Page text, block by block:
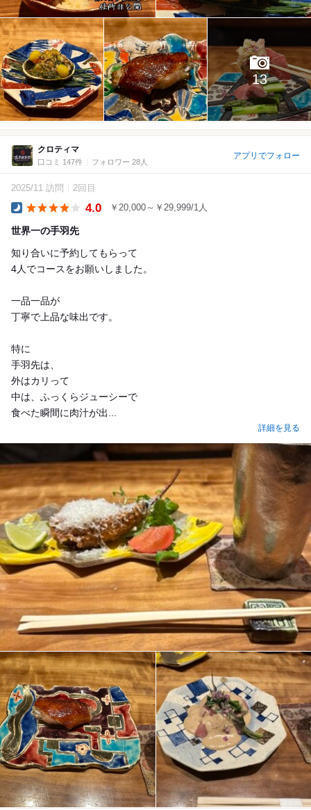
13
クロティマ
口コミ 147件 フォロワー 28人
アプリでフォロー
2025/11 訪問 2回目
4.0 ￥20,000～￥29,999/1人
世界一の手羽先
知り合いに予約してもらって
4人でコースをお願いしました。
一品一品が
丁寧で上品な味出です。
特に
手羽先は、
外はカリって
中は、ふっくらジューシーで
食べた瞬間に肉汁が出...
詳細を見る